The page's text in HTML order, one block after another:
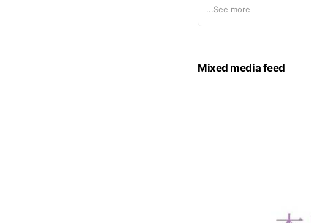
い。皆様のご来店をお待
...See more
Mixed media feed